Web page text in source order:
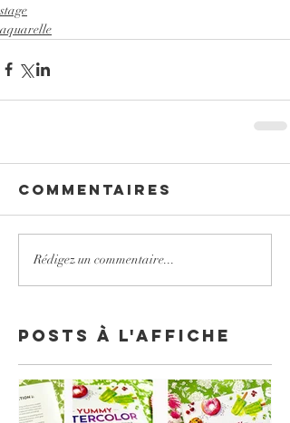
stage
aquarelle
Commentaires
Rédigez un commentaire...
Posts à l'affiche